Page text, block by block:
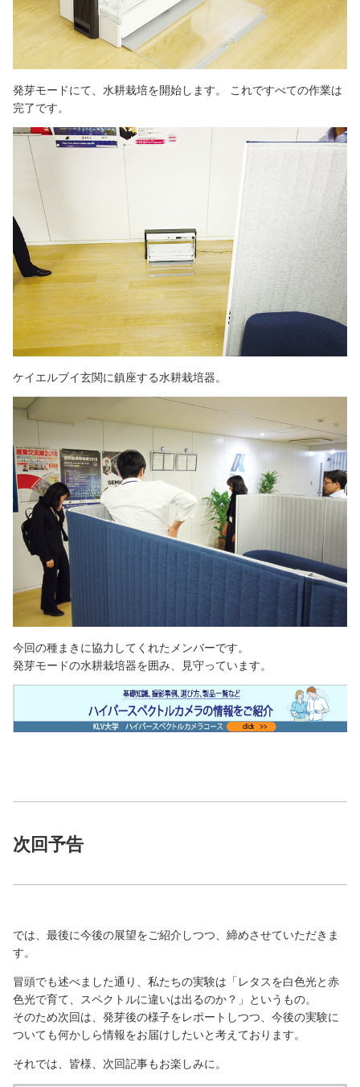
発芽モードにて、水耕栽培を開始します。 これですべての作業は
完了です。
ケイエルブイ玄関に鎮座する水耕栽培器。
今回の種まきに協力してくれたメンバーです。
発芽モードの水耕栽培器を囲み、見守っています。
次回予告
では、最後に今後の展望をご紹介しつつ、締めさせていただきま
す。
冒頭でも述べました通り、私たちの実験は「レタスを白色光と赤
色光で育て、スペクトルに違いは出るのか？」というもの。
そのため次回は、発芽後の様子をレポートしつつ、今後の実験に
ついても何かしら情報をお届けしたいと考えております。
それでは、皆様、次回記事もお楽しみに。